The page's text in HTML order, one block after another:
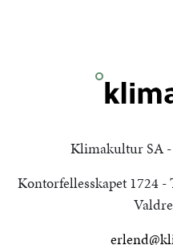
Klimakultur SA -
Kontorfellesskapet 1724 -